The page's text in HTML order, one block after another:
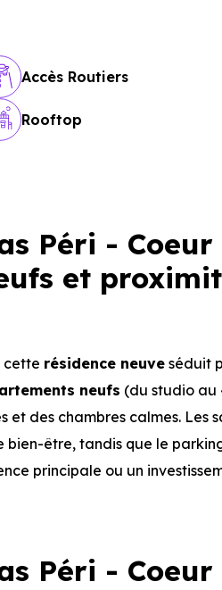
Accès Routiers
Rooftop
Péri -
et
cette résidence neuve séduit
neufs (du studio au
des chambres calmes. Les
bien-être, tandis que le
principale ou un
Péri -